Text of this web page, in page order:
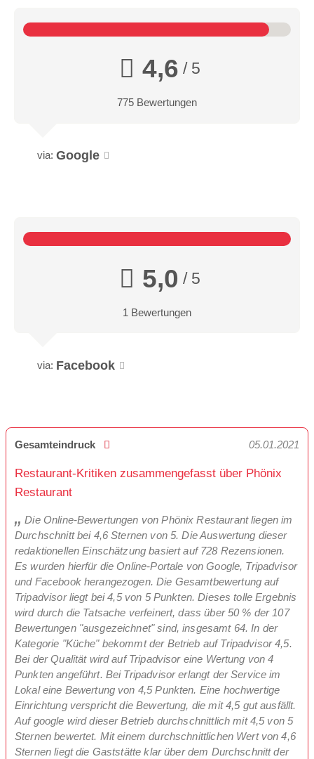
4,6 / 5
775 Bewertungen
via: Google
5,0 / 5
1 Bewertungen
via: Facebook
Gesamteindruck 05.01.2021
Restaurant-Kritiken zusammengefasst über Phönix
Restaurant
Die Online-Bewertungen von Phönix Restaurant liegen im
Durchschnitt bei 4,6 Sternen von 5. Die Auswertung dieser
redaktionellen Einschätzung basiert auf 728 Rezensionen.
Es wurden hierfür die Online-Portale von Google, Tripadvisor
und Facebook herangezogen. Die Gesamtbewertung auf
Tripadvisor liegt bei 4,5 von 5 Punkten. Dieses tolle Ergebnis
wird durch die Tatsache verfeinert, dass über 50 % der 107
Bewertungen "ausgezeichnet" sind, insgesamt 64. In der
Kategorie "Küche" bekommt der Betrieb auf Tripadvisor 4,5.
Bei der Qualität wird auf Tripadvisor eine Wertung von 4
Punkten angeführt. Bei Tripadvisor erlangt der Service im
Lokal eine Bewertung von 4,5 Punkten. Eine hochwertige
Einrichtung verspricht die Bewertung, die mit 4,5 gut ausfällt.
Auf google wird dieser Betrieb durchschnittlich mit 4,5 von 5
Sternen bewertet. Mit einem durchschnittlichen Wert von 4,6
Sternen liegt die Gaststätte klar über dem Durchschnitt der